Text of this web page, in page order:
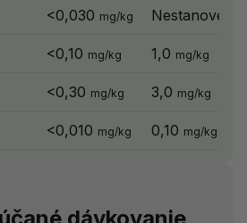
<0,030 mg/kg Nestanovené
<0,10 mg/kg 1,0 mg/kg
<0,30 mg/kg 3,0 mg/kg
<0,010 mg/kg 0,10 mg/kg